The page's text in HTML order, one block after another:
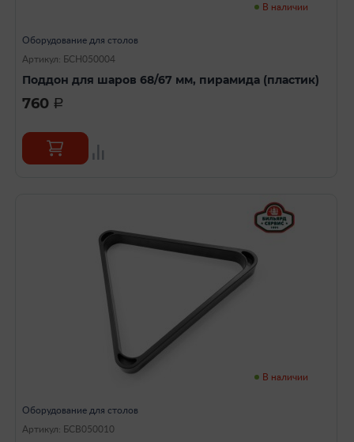
В наличии
Оборудование для столов
Артикул: БСН050004
Поддон для шаров 68/67 мм, пирамида (пластик)
760 a
В наличии
Оборудование для столов
Артикул: БСВ050010